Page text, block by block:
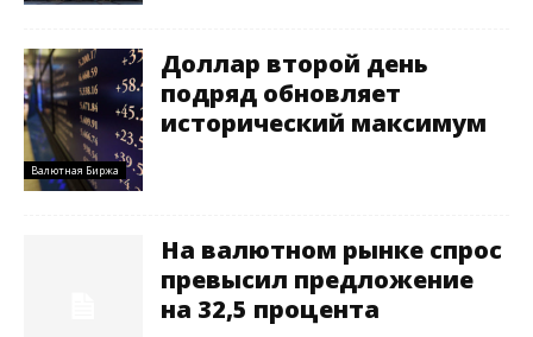
Валютная Биржа
Доллар второй день
подряд обновляет
исторический максимум
На валютном рынке спрос
превысил предложение
на 32,5 процента